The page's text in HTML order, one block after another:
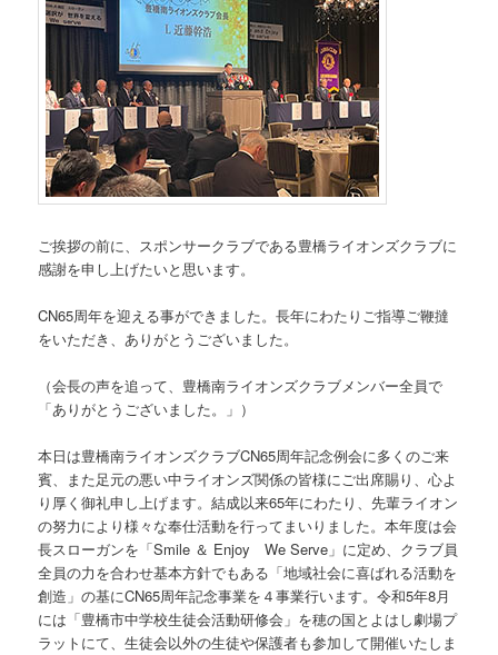
ご挨拶の前に、スポンサークラブである豊橋ライオンズクラブに
感謝を申し上げたいと思います。
CN65周年を迎える事ができました。長年にわたりご指導ご鞭撻
をいただき、ありがとうございました。
（会長の声を追って、豊橋南ライオンズクラブメンバー全員で
「ありがとうございました。」）
本日は豊橋南ライオンズクラブCN65周年記念例会に多くのご来
賓、また足元の悪い中ライオンズ関係の皆様にご出席賜り、心よ
り厚く御礼申し上げます。結成以来65年にわたり、先輩ライオン
の努力により様々な奉仕活動を行ってまいりました。本年度は会
長スローガンを「Smile ＆ Enjoy We Serve」に定め、クラブ員
全員の力を合わせ基本方針でもある「地域社会に喜ばれる活動を
創造」の基にCN65周年記念事業を４事業行います。令和5年8月
には「豊橋市中学校生徒会活動研修会」を穂の国とよはし劇場プ
ラットにて、生徒会以外の生徒や保護者も参加して開催いたしま